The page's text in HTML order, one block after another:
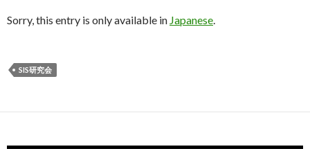
Sorry, this entry is only available in Japanese.
SIS研究会